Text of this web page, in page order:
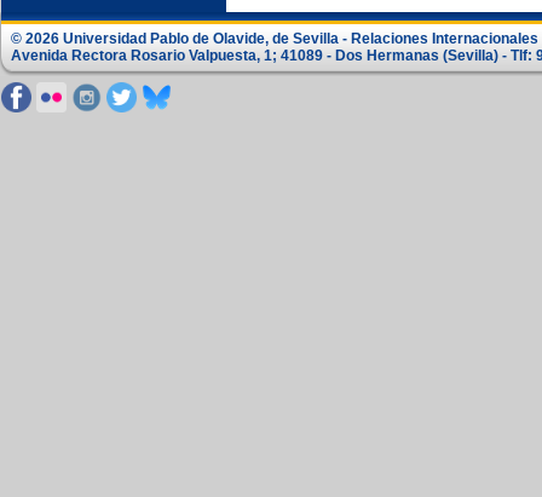
© 2026 Universidad Pablo de Olavide, de Sevilla - Relaciones
Avenida Rectora Rosario Valpuesta, 1; 41089 - Dos Hermanas (Sevilla) - Tlf: